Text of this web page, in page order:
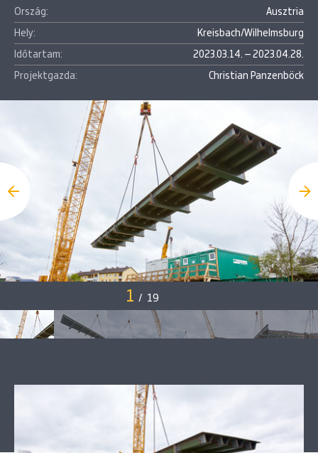
Ország:
Ausztria
Hely:
Kreisbach/Wilhelmsburg
Időtartam:
2023.03.14. – 2023.04.28.
Projektgazda:
Christian Panzenböck
1 / 19